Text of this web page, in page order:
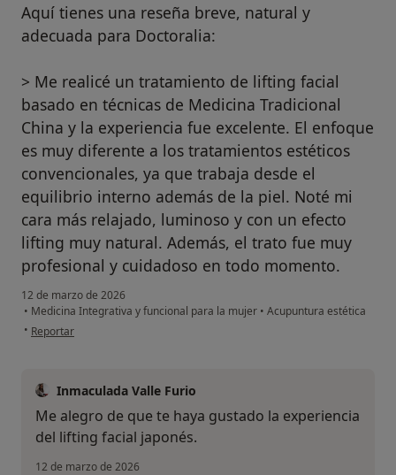
Aquí tienes una reseña breve, natural y
adecuada para Doctoralia:
> Me realicé un tratamiento de lifting facial
basado en técnicas de Medicina Tradicional
China y la experiencia fue excelente. El enfoque
es muy diferente a los tratamientos estéticos
convencionales, ya que trabaja desde el
equilibrio interno además de la piel. Noté mi
cara más relajado, luminoso y con un efecto
lifting muy natural. Además, el trato fue muy
profesional y cuidadoso en todo momento.
12 de marzo de 2026
• Medicina Integrativa y funcional para la mujer • Acupuntura estética
• en opinión del usuario Maria Elena (Enaiya)
Reportar
Inmaculada Valle Furio
Me alegro de que te haya gustado la experiencia
del lifting facial japonés.
12 de marzo de 2026